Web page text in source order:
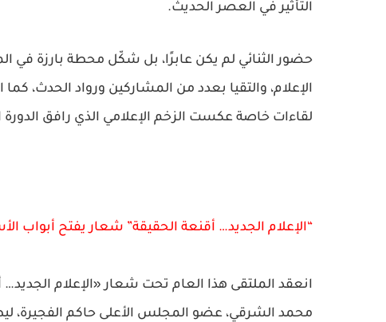
التأثير في العصر الحديث.
حضور الثنائي لم يكن عابرًا، بل شكّل محطة بارزة في
الإعلام، والتقيا بعدد من المشاركين ورواد الحدث،
لقاءات خاصة عكست الزخم الإعلامي الذي رافق الدورة
“الإعلام الجديد… أقنعة الحقيقة” شعار يفتح أبواب
انعقد الملتقى هذا العام تحت شعار«الإعلام
محمد الشرقي، عضو المجلس الأعلى حاكم الفجيرة،